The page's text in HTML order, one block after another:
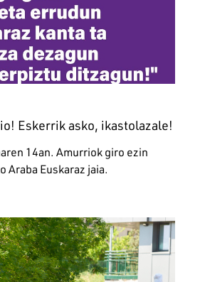
Eskerrik asko, ikastolazale!
14an. Amurriok giro ezin
Araba Euskaraz jaia.